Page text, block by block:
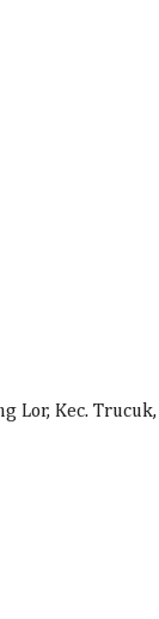
Lor, Kec. Trucuk,